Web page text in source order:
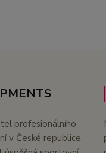
profesionálního
v České republice.